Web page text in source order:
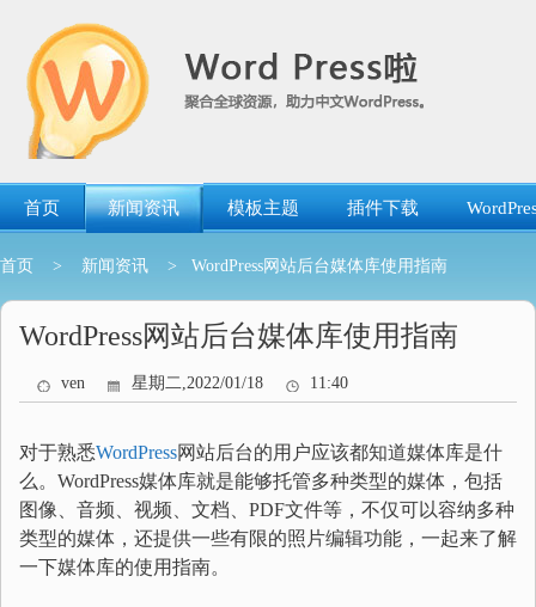
首页 新闻资讯 模板主题 插件下载
首页 > 新闻资讯 > WordPress网站后台媒体库使用指南
WordPress网站后台媒体库使用指南
ven 星期二,2022/01/18 11:40
对于熟悉WordPress网站后台的用户应该都知道媒体库是什
么。WordPress媒体库就是能够托管多种类型的媒体，包括
图像、音频、视频、文档、PDF文件等，不仅可以容纳多种
类型的媒体，还提供一些有限的照片编辑功能，一起来了解
一下媒体库的使用指南。